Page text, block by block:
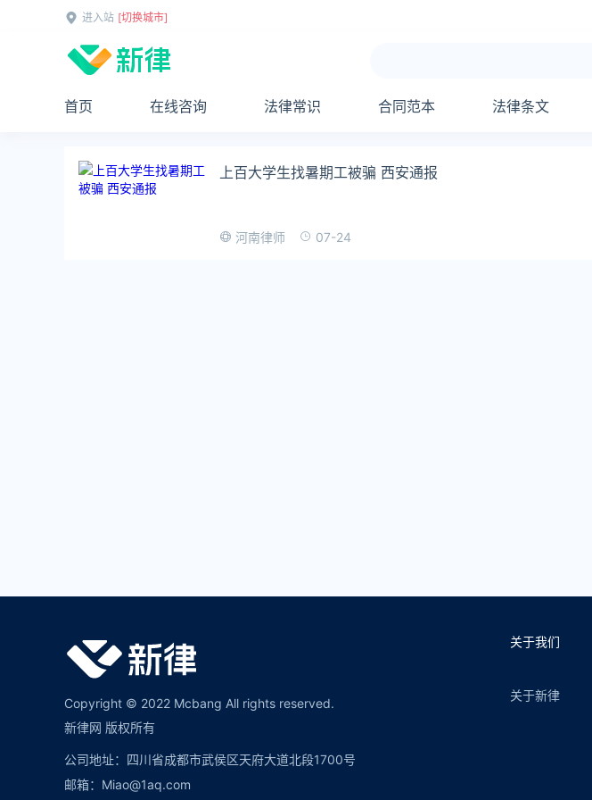
进入站 [切换城市]
首页 在线咨询 法律常识 合同范本 法律条文
上百大学生找暑期工被骗 西安通报
河南律师 07-24
Copyright © 2022 Mcbang All rights reserved.
新律网 版权所有
公司地址：四川省成都市武侯区天府大道北段1700号
邮箱：Miao@1aq.com
关于我们
关于新律